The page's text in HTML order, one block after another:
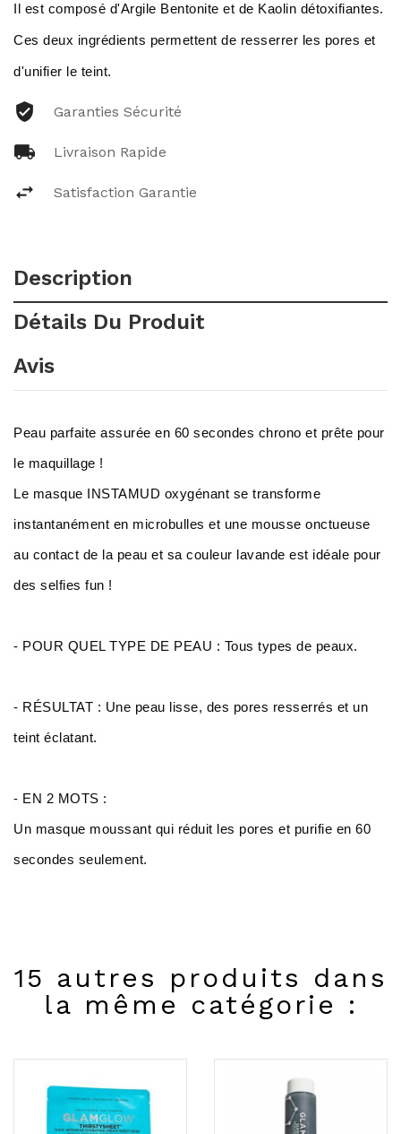
Il est composé d'Argile Bentonite et de Kaolin détoxifiantes.
Ces deux ingrédients permettent de resserrer les pores et
d'unifier le teint.
Garanties Sécurité
Livraison Rapide
Satisfaction Garantie
Description
Détails Du Produit
Avis
Peau parfaite assurée en 60 secondes chrono et prête pour
le maquillage !
Le masque INSTAMUD oxygénant se transforme
instantanément en microbulles et une mousse onctueuse
au contact de la peau et sa couleur lavande est idéale pour
des selfies fun !
- POUR QUEL TYPE DE PEAU : Tous types de peaux.
- RÉSULTAT : Une peau lisse, des pores resserrés et un
teint éclatant.
- EN 2 MOTS :
Un masque moussant qui réduit les pores et purifie en 60
secondes seulement.
15 autres produits dans
la même catégorie :